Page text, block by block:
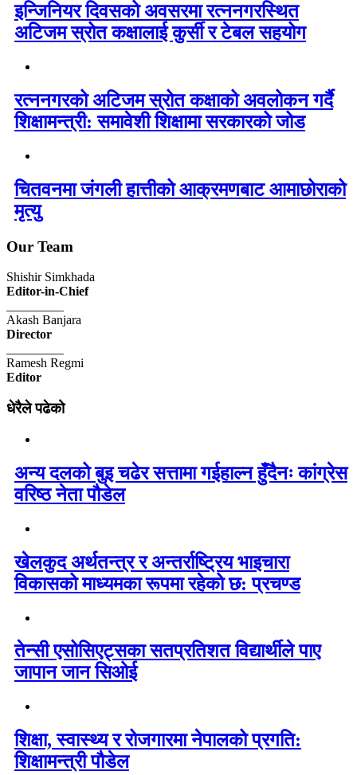
इन्जिनियर दिवसको अवसरमा रत्ननगरस्थित
अटिजम स्रोत कक्षालाई कुर्सी र टेबल सहयोग
रत्ननगरको अटिजम स्रोत कक्षाको अवलोकन गर्दै
शिक्षामन्त्री: समावेशी शिक्षामा सरकारको जोड
चितवनमा जंगली हात्तीको आक्रमणबाट आमाछोराको
मृत्यु
Our Team
Shishir Simkhada
Editor-in-Chief
Akash Banjara
Director
Ramesh Regmi
Editor
धेरैले पढेको
अन्य दलको बुइ चढेर सत्तामा गईहाल्न हुँदैनः कांग्रेस
वरिष्ठ नेता पौडेल
खेलकुद अर्थतन्त्र र अन्तर्राष्ट्रिय भाइचारा
विकासको माध्यमका रूपमा रहेको छ: प्रचण्ड
तेन्सी एसोसिएट्सका सतप्रतिशत विद्यार्थीले पाए
जापान जान सिओई
शिक्षा, स्वास्थ्य र रोजगारमा नेपालको प्रगति:
शिक्षामन्त्री पौडेल